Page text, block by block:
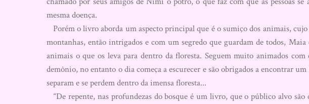
mesma doença.
Porém o livro aborda um aspecto principal que é o sumiço dos animais,
montanhas, então intrigados e com um segredo que guardam de todos,
animais o que os leva para dentro da floresta. Seguem muito animados
demônio, no entanto o dia começa a escurecer e são obrigados a encontrar
separam e se perdem dentro da imensa floresta...
“De repente, nas profundezas do bosque é um livro, que o público alvo são